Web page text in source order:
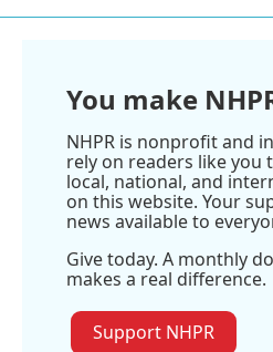
You make
NHPR is nonprofit and
rely on readers like you
local, national, and
on this website. Your
news available to
Give today. A monthly
makes a real difference.
Support NHPR